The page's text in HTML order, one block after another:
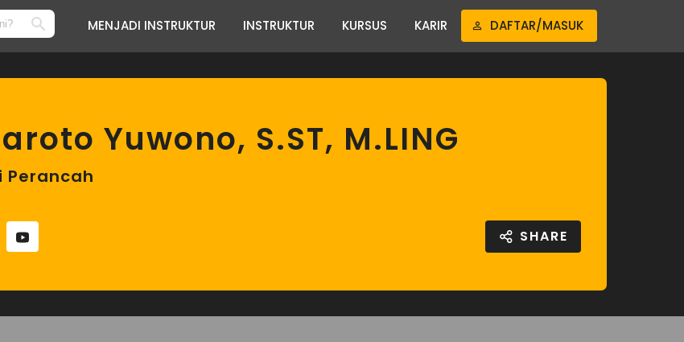
MENJADI INSTRUKTUR INSTRUKTUR KURSUS KARIR DAFTAR/MASUK
Yuwono, S.ST, M.LING
Perancah
SHARE